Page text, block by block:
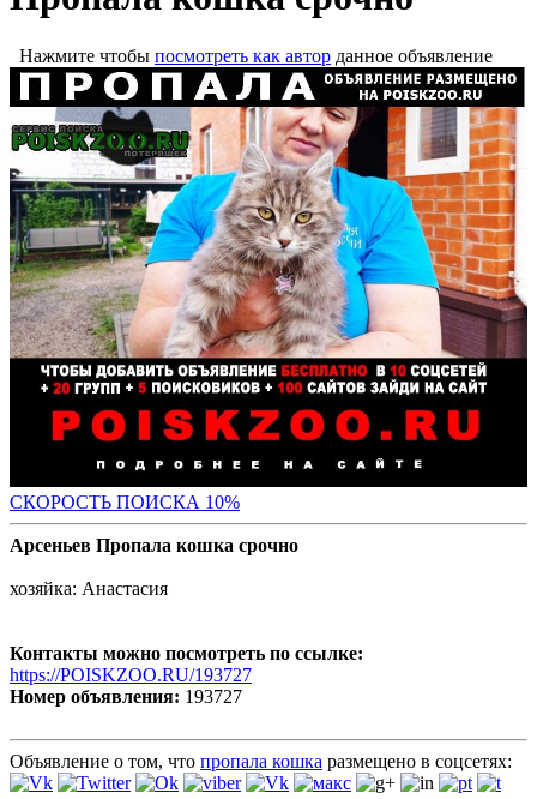
Нажмите чтобы посмотреть как автор данное объявление
СКОРОСТЬ ПОИСКА 10%
Арсеньев Пропала кошка срочно
хозяйка: Анастасия
Контакты можно посмотреть по ссылке:
https://POISKZOO.RU/193727
Номер объявления: 193727
Объявление о том, что пропала кошка размещено в соцсетях: